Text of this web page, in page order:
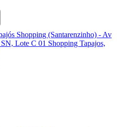
Shopping (Santarenzinho) - Av
Lote C 01 Shopping Tapajos,